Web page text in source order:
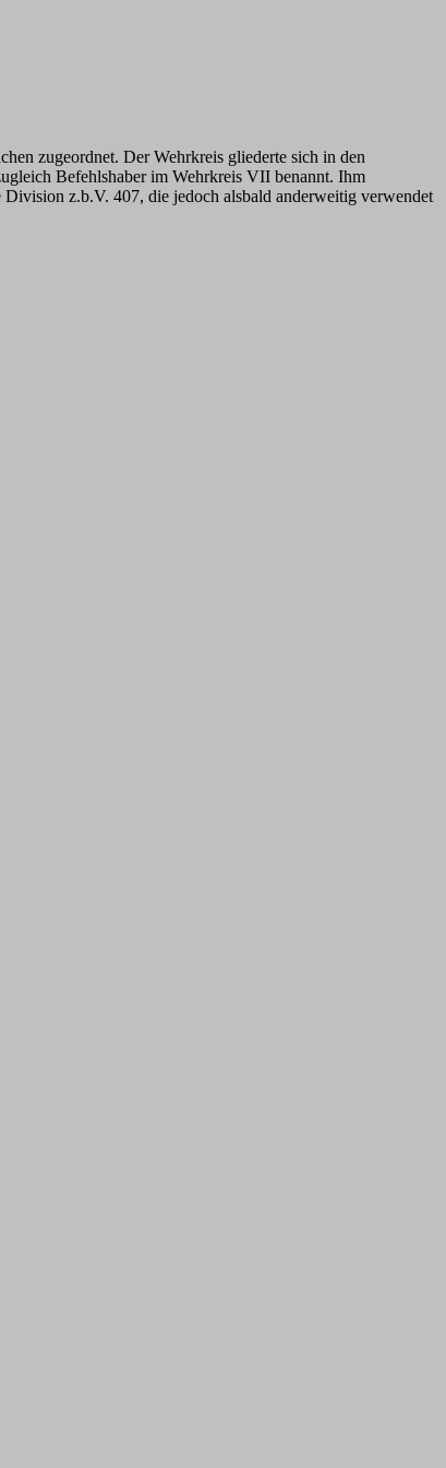
zugeordnet. Der Wehrkreis gliederte sich in den
Befehlshaber im Wehrkreis VII benannt. Ihm
z.b.V. 407, die jedoch alsbald anderweitig verwendet